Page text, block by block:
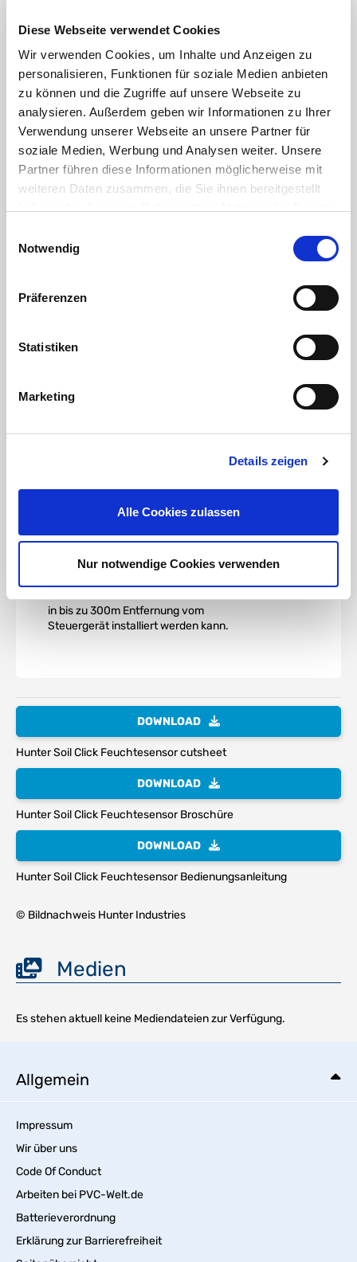
Diese Webseite verwendet Cookies
Wir verwenden Cookies, um Inhalte und Anzeigen zu
personalisieren, Funktionen für soziale Medien anbieten
zu können und die Zugriffe auf unsere Webseite zu
analysieren. Außerdem geben wir Informationen zu Ihrer
Verwendung unserer Webseite an unsere Partner für
soziale Medien, Werbung und Analysen weiter. Unsere
Partner führen diese Informationen möglicherweise mit
weiteren Daten zusammen, die Sie ihnen bereitgestellt
Cookies, wenn Sie unsere Webseite weiterhin nutzen.
Notwendig
Präferenzen
Statistiken
Marketing
Details zeigen
Alle Cookies zulassen
Nur notwendige Cookies verwenden
Hunter Soil Click
Feuchtesensor - die
aktive
Wassersparkomponente
Der Feuchtesensor Soil Click von
Masseleiter in üblichen 24 VAC
Schaltet die
wenn die
Bodenfeuchtigkeit
erreicht wurde
Der Feuchtesensor Soil Click von
in bis zu 300m Entfernung vom
Steuergerät installiert werden kann.
DOWNLOAD
Hunter Soil Click Feuchtesensor cutsheet
DOWNLOAD
Hunter Soil Click Feuchtesensor Broschüre
DOWNLOAD
Hunter Soil Click Feuchtesensor Bedienungsanleitung
© Bildnachweis Hunter Industries
Medien
Es stehen aktuell keine Mediendateien zur Verfügung.
Allgemein
Impressum
Wir über uns
Code Of Conduct
Arbeiten bei PVC-Welt.de
Batterieverordnung
Erklärung zur Barrierefreiheit